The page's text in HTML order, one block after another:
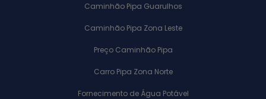
Caminhão Pipa Guarulhos
Caminhão Pipa Zona Leste
Preço Caminhão Pipa
Carro Pipa Zona Norte
Fornecimento de Água Potável